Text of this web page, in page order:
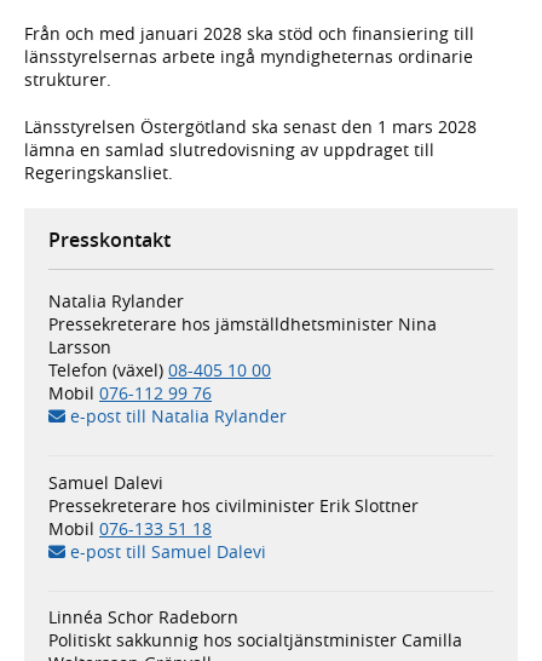
Från och med januari 2028 ska stöd och finansiering till
länsstyrelsernas arbete ingå myndigheternas ordinarie
strukturer.
Länsstyrelsen Östergötland ska senast den 1 mars 2028
lämna en samlad slutredovisning av uppdraget till
Regeringskansliet.
Presskontakt
Natalia Rylander
Pressekreterare hos jämställdhets­minister Nina
Larsson
Telefon (växel) 08-405 10 00
Mobil 076-112 99 76
e-post till Natalia Rylander
Samuel Dalevi
Pressekreterare hos civilminister Erik Slottner
Mobil 076-133 51 18
e-post till Samuel Dalevi
Linnéa Schor Radeborn
Politiskt sakkunnig hos socialtjänstminister Camilla